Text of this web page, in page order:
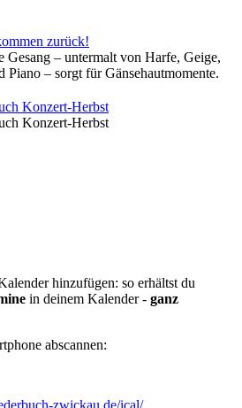
zurück!
Gesang – untermalt von Harfe, Geige,
– sorgt für Gänsehautmomente.
Konzert-Herbst
Konzert-Herbst
hinzufügen: so erhältst du
in deinem Kalender - ganz
abscannen: